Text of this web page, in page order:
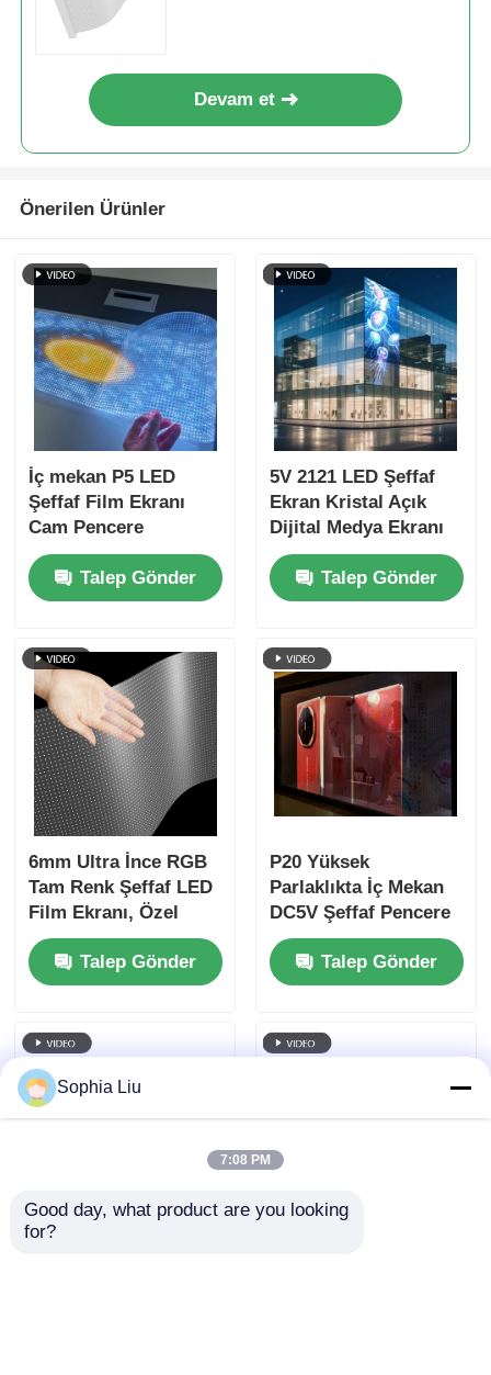
Devam et
Önerilen Ürünler
İç mekan P5 LED
Şeffaf Film Ekranı
Cam Pencere
Perakende Mağazası
Reklamı için Yüksek
Kararlılıklı Yapıştırıcı
Talep Gönder
5V 2121 LED Şeffaf
Ekran Kristal Açık
Dijital Medya Ekranı
Perakende Mağaza
Önü Cam Sergi
Merkezi Havaalanı
Marka Vitrin
Talep Gönder
6mm Ultra İnce RGB
Tam Renk Şeffaf LED
Film Ekranı, Özel
Kabine Boyutu,
Yüksek Şeffaflık
Esnek LED Film
Ticari Reklam
Talep Gönder
P20 Yüksek
Parlaklıkta İç Mekan
DC5V Şeffaf Pencere
LED Ekran İyi Kalite
Pantalla LED Şeffaf
Ekran
Talep Gönder
Sophia Liu
7:08 PM
Good day, what product are you looking
for?